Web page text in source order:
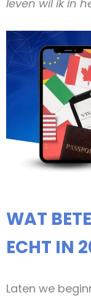
leven wil ik in
WAT
ECHT IN
Laten we